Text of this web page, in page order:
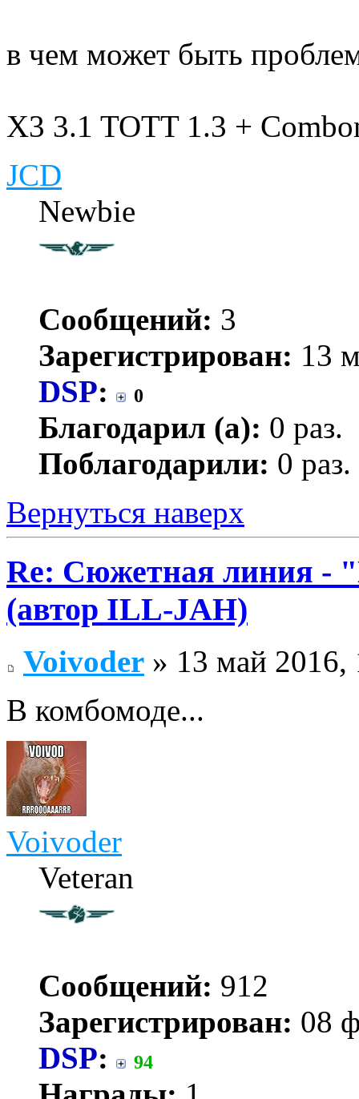
в чем может быть
X3 3.1 TOTT 1.3 +
JCD
Newbie
Сообщений: 3
Зарегистрирован: 13
DSP: 0
Благодарил (а): 0 раз.
Поблагодарили: 0 раз.
Вернуться наверх
Re: Сюжетная линия -
(автор ILL-JAH)
Voivoder » 13 май 2016,
В комбомоде...
Voivoder
Veteran
Сообщений: 912
Зарегистрирован: 08
DSP: 94